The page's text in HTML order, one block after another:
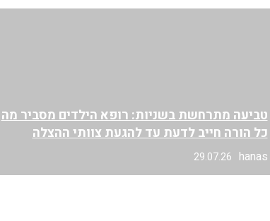
טביעה מתרחשת בשניות: רופא הילדים מסביר מה
כל הורה חייב לדעת עד להגעת צוותי ההצלה
hanas
29.07.26